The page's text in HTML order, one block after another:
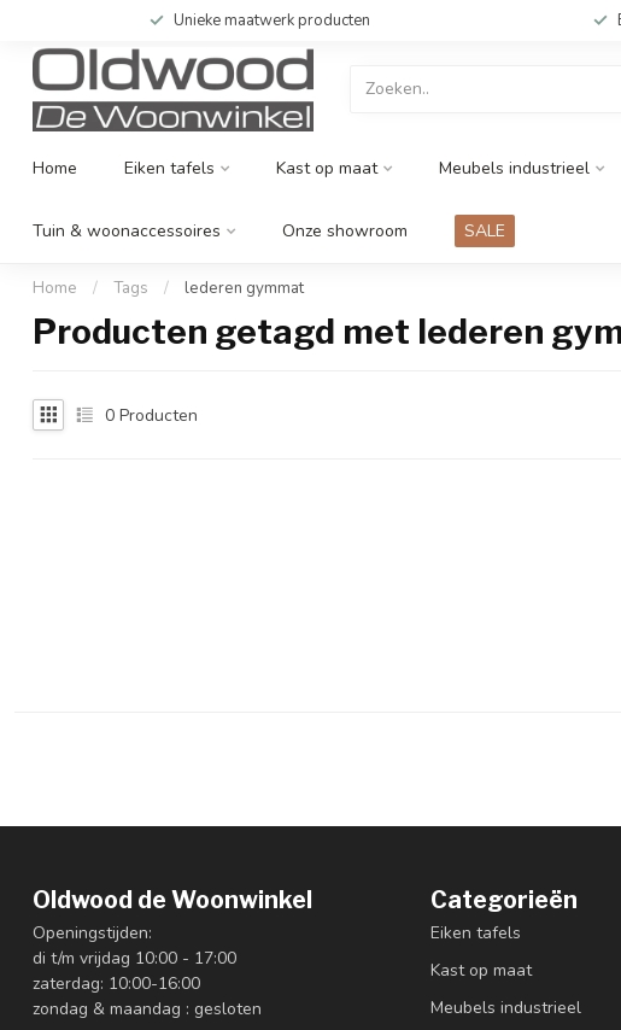
Unieke maatwerk producten
Home Eiken tafels Kast op maat Meubels industrieel
Tuin & woonaccessoires Onze showroom SALE
Home / Tags / lederen gymmat
Producten getagd met lederen
0 Producten
Oldwood de Woonwinkel
Openingstijden:
di t/m vrijdag 10:00 - 17:00
zaterdag: 10:00-16:00
zondag & maandag : gesloten
Categorieën
Eiken tafels
Kast op maat
Meubels industrieel